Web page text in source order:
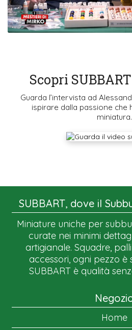
Scopri
Guarda l’intervista ad
ispirare dalla passione che
miniatura.
SUBBART, dove il
Miniature uniche per
curate nei minimi
artigianale. Squadre,
accessori, ogni pezzo è
SUBBART è qualità
Home